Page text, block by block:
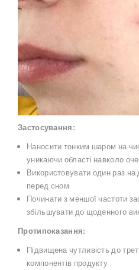
Застосування:
Наносити тонким шаром на
уникаючи області навколо
Використовувати один раз
перед сном.
Починати з меншої частоти
збільшувати до щоденного
Протипоказання:
Підвищена чутливість до
компонентів продукту